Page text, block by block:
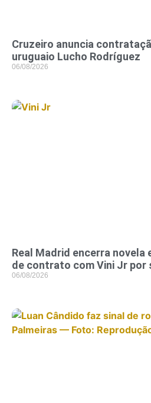
Cruzeiro anuncia
uruguaio Lucho Rodríguez
06/08/2026
Real Madrid encerra novela
de contrato com Vini Jr por
06/08/2026